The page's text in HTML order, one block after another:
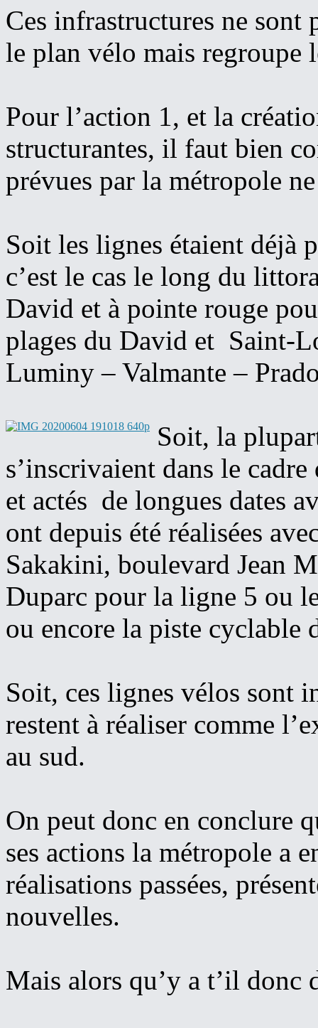
Ces infrastructures ne sont
le plan vélo mais regroupe
Pour l’action 1, et la
structurantes, il faut bien
prévues par la métropole
Soit les lignes étaient déjà
c’est le cas le long du
David et à pointe rouge
plages du David et Saint-
Luminy – Valmante –
Soit, la
s’inscrivaient dans le
et actés de longues dates
ont depuis été réalisées
Sakakini, boulevard Jean
Duparc pour la ligne 5 ou
ou encore la piste cyclable
Soit, ces lignes vélos sont
restent à réaliser comme
au sud.
On peut donc en conclure
ses actions la métropole a
réalisations passées,
nouvelles.
Mais alors qu’y a t’il donc